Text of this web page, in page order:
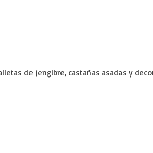
de jengibre, castañas asadas y